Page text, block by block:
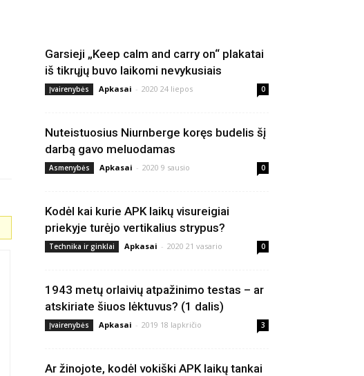
Garsieji „Keep calm and carry on“ plakatai
iš tikrųjų buvo laikomi nevykusiais
Įvairenybės Apkasai - 2020 24 liepos 0
Nuteistuosius Niurnberge koręs budelis šį
darbą gavo meluodamas
Asmenybės Apkasai - 2020 9 sausio 0
Kodėl kai kurie APK laikų visureigiai
priekyje turėjo vertikalius strypus?
Technika ir ginklai Apkasai - 2020 21 vasario 0
1943 metų orlaivių atpažinimo testas – ar
atskiriate šiuos lėktuvus? (1 dalis)
Įvairenybės Apkasai - 2019 18 lapkričio 3
Ar žinojote, kodėl vokiški APK laikų tankai